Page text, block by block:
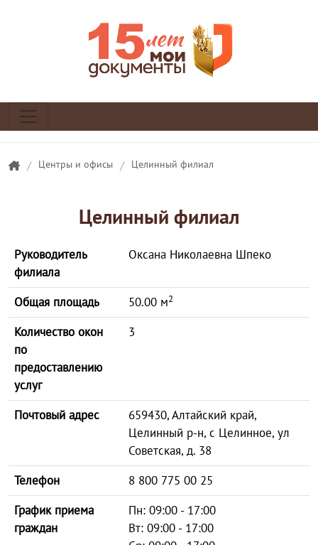
/ Центры и офисы / Целинный филиал
Целинный филиал
Руководитель
филиала
Оксана Николаевна Шпеко
Общая площадь 50.00 м2
Количество окон
по
предоставлению
услуг
3
Почтовый адрес
659430, Алтайский край,
Целинный р-н, с Целинное, ул
Советская, д. 38
Телефон
8 800 775 00 25
График приема
граждан
Пн: 09:00 - 17:00
Вт: 09:00 - 17:00